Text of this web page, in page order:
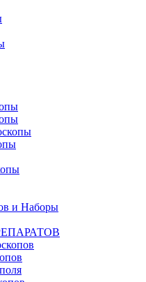
и Наборы